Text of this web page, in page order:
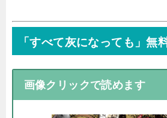
「すべて灰になっても」無
画像クリックで読めます